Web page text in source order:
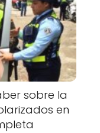
sobre la
en